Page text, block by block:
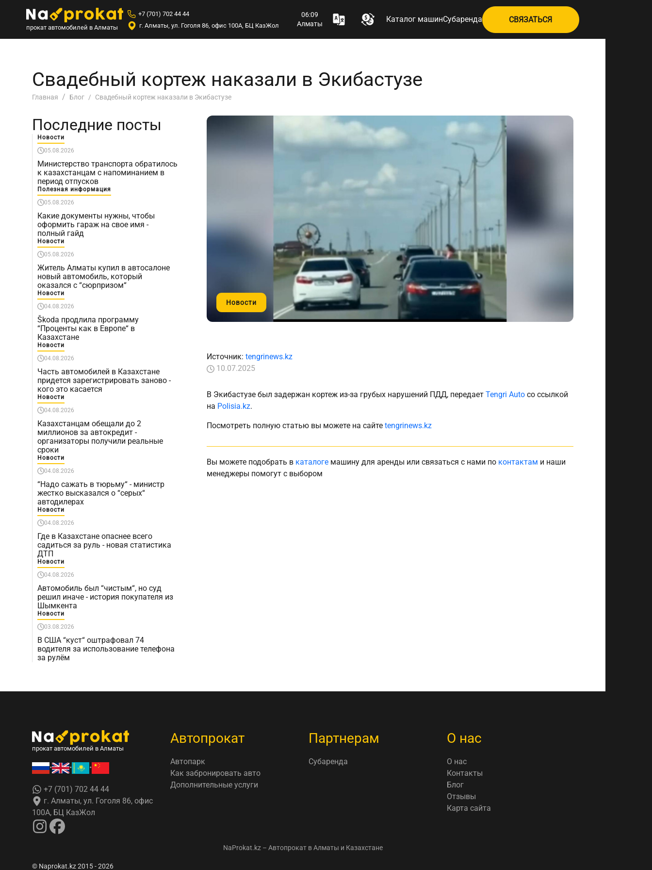
прокат автомобилей в Алматы
+7 (701) 702 44 44
г. Алматы, ул. Гоголя 86, офис 100А, БЦ КазЖол
06:09
Алматы
Каталог машинСубаренда СВЯЗАТЬСЯ
Свадебный кортеж наказали в Экибастузе
Главная Блог Свадебный кортеж наказали в Экибастузе
Последние посты
Новости
05.08.2026
Министерство транспорта обратилось
к казахстанцам с напоминанием в
период отпусков
Полезная информация
05.08.2026
Какие документы нужны, чтобы
оформить гараж на свое имя -
полный гайд
Новости
05.08.2026
Житель Алматы купил в автосалоне
новый автомобиль, который
оказался с “сюрпризом“
Новости
04.08.2026
Škoda продлила программу
“Проценты как в Европе“ в
Казахстане
Новости
04.08.2026
Часть автомобилей в Казахстане
придется зарегистрировать заново -
кого это касается
Новости
04.08.2026
Казахстанцам обещали до 2
миллионов за автокредит -
организаторы получили реальные
сроки
Новости
04.08.2026
“Надо сажать в тюрьму“ - министр
жестко высказался о “серых“
автодилерах
Новости
04.08.2026
Где в Казахстане опаснее всего
садиться за руль - новая статистика
ДТП
Новости
04.08.2026
Автомобиль был “чистым“, но суд
решил иначе - история покупателя из
Шымкента
Новости
03.08.2026
В США “куст“ оштрафовал 74
водителя за использование телефона
за рулём
Новости
Источник: tengrinews.kz
10.07.2025
В Экибастузе был задержан кортеж из-за грубых нарушений ПДД, передает Tengri Auto со ссылкой
на Polisia.kz.
Посмотреть полную статью вы можете на сайте tengrinews.kz
Вы можете подобрать в каталоге машину для аренды или связаться с нами по контактам и наши
менеджеры помогут с выбором
прокат автомобилей в Алматы
• • •
+7 (701) 702 44 44
г. Алматы, ул. Гоголя 86, офис
100А, БЦ КазЖол
Автопрокат
Автопарк
Как забронировать авто
Дополнительные услуги
Партнерам
Субаренда
О нас
О нас
Контакты
Блог
Отзывы
Карта сайта
NaProkat.kz – Автопрокат в Алматы и Казахстане
© Naprokat.kz 2015 - 2026